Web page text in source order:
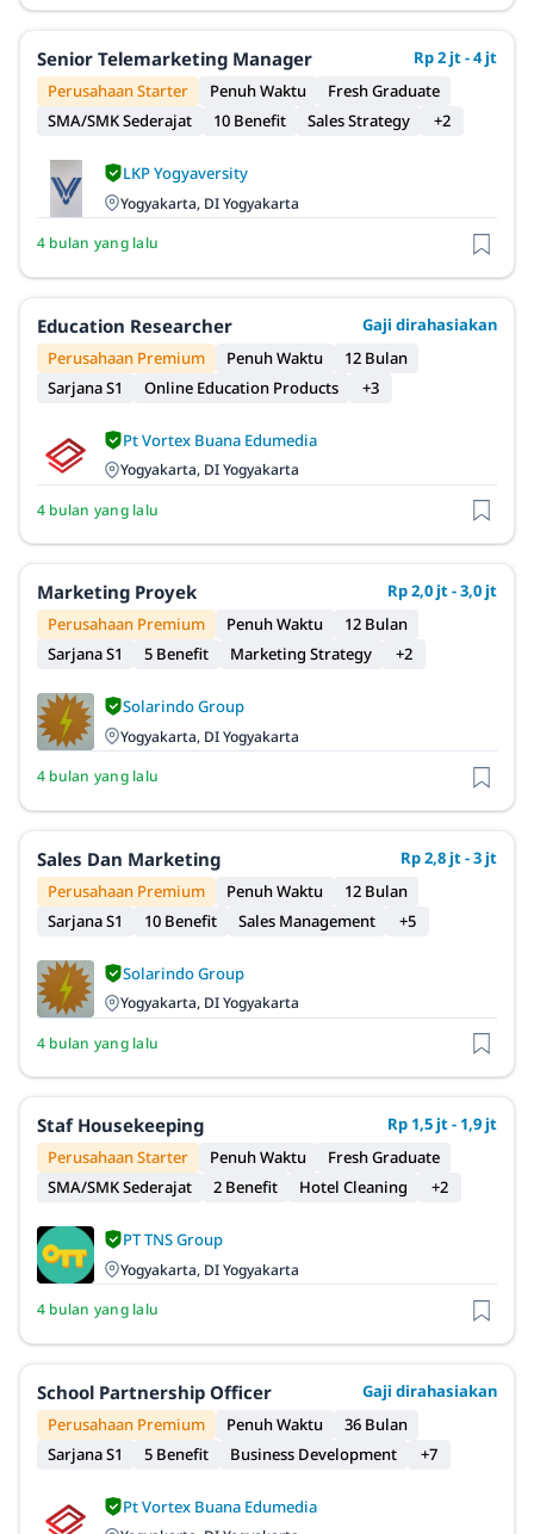
Senior Telemarketing Manager
Rp 2 jt - 4 jt
Perusahaan Starter
Penuh Waktu
Fresh Graduate
SMA/SMK Sederajat
10 Benefit Sales Strategy +2
LKP Yogyaversity
Yogyakarta, DI Yogyakarta
4 bulan yang lalu
Education Researcher
Gaji dirahasiakan
Perusahaan Premium
Penuh Waktu
12 Bulan
Sarjana S1
Online Education Products +3
Pt Vortex Buana Edumedia
Yogyakarta, DI Yogyakarta
4 bulan yang lalu
Marketing Proyek
Rp 2,0 jt - 3,0 jt
Perusahaan Premium
Penuh Waktu
12 Bulan
Sarjana S1
5 Benefit Marketing Strategy +2
Solarindo Group
Yogyakarta, DI Yogyakarta
4 bulan yang lalu
Sales Dan Marketing
Rp 2,8 jt - 3 jt
Perusahaan Premium
Penuh Waktu
12 Bulan
Sarjana S1
10 Benefit Sales Management +5
Solarindo Group
Yogyakarta, DI Yogyakarta
4 bulan yang lalu
Staf Housekeeping
Rp 1,5 jt - 1,9 jt
Perusahaan Starter
Penuh Waktu
Fresh Graduate
SMA/SMK Sederajat
2 Benefit Hotel Cleaning +2
PT TNS Group
Yogyakarta, DI Yogyakarta
4 bulan yang lalu
School Partnership Officer
Gaji dirahasiakan
Perusahaan Premium
Penuh Waktu
36 Bulan
Sarjana S1
5 Benefit Business Development +7
Pt Vortex Buana Edumedia